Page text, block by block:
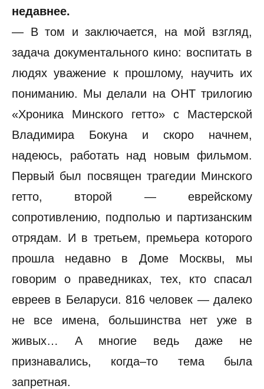
недавнее.
— В том и заключается, на мой взгляд,
задача документального кино: воспитать в
людях уважение к прошлому, научить их
пониманию. Мы делали на ОНТ трилогию
«Хроника Минского гетто» с Мастерской
Владимира Бокуна и скоро начнем,
надеюсь, работать над новым фильмом.
Первый был посвящен трагедии Минского
гетто, второй — еврейскому
сопротивлению, подполью и партизанским
отрядам. И в третьем, премьера которого
прошла недавно в Доме Москвы, мы
говорим о праведниках, тех, кто спасал
евреев в Беларуси. 816 человек — далеко
не все имена, большинства нет уже в
живых… А многие ведь даже не
признавались, когда–то тема была
запретная.